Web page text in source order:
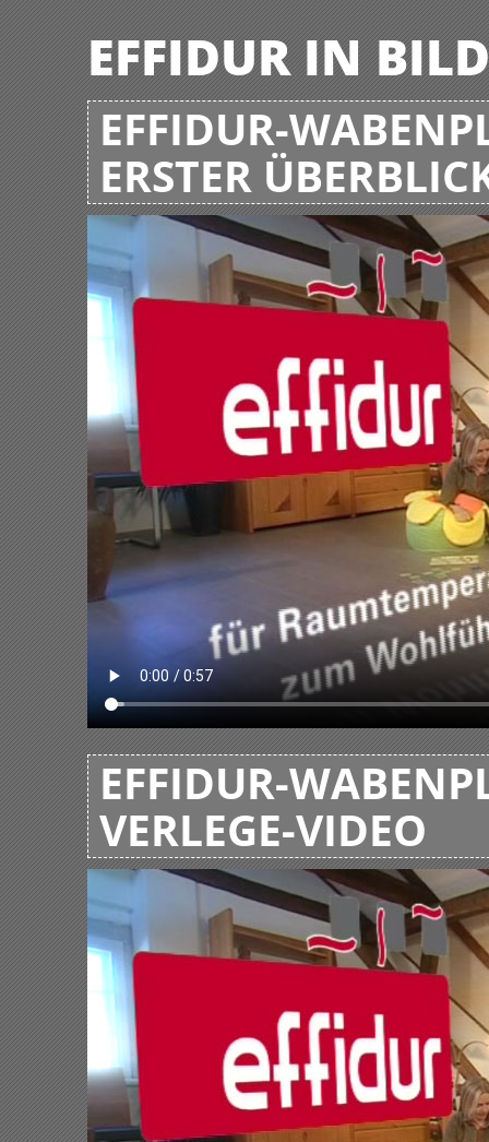
EFFIDUR IN
EFFIDUR-
ERSTER
EFFIDUR-
VERLEGE-VIDEO